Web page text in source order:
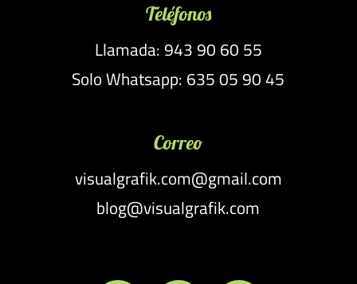
Teléfonos
Llamada: 943 90 60 55
Solo Whatsapp: 635 05 90 45
Correo
visualgrafik.com@gmail.com
blog@visualgrafik.com